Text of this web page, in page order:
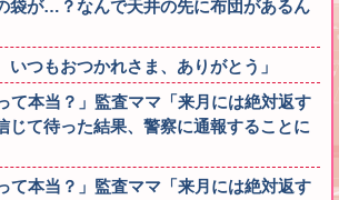
袋が…？なんで天井の先に布団があるん
いつもおつかれさま、ありがとう」
て本当？」監査ママ「来月には絶対返す
て待った結果、警察に通報することに
て本当？」監査ママ「来月には絶対返す